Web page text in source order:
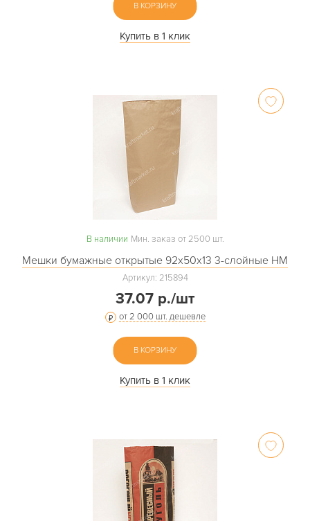
В КОРЗИНУ
Купить в 1 клик
В наличии Мин. заказ от 2500 шт.
Мешки бумажные открытые 92х50х13 3-слойные НМ
Артикул: 215894
37.07 р./шт
от 2 000 шт. дешевле
В КОРЗИНУ
Купить в 1 клик